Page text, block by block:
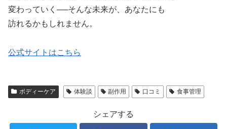
変わっていく──そんな未来が、あなたにも
訪れるかもしれません。
公式サイトはこちら
ボディーケア 体験談 副作用 口コミ 食事管理
シェアする